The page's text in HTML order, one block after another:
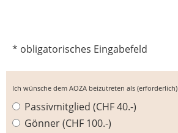
* obligatorisches Eingabefeld
Ich wünsche dem AOZA beizutreten als (erforderlich)
Passivmitglied (CHF 40.-)
Gönner (CHF 100.-)